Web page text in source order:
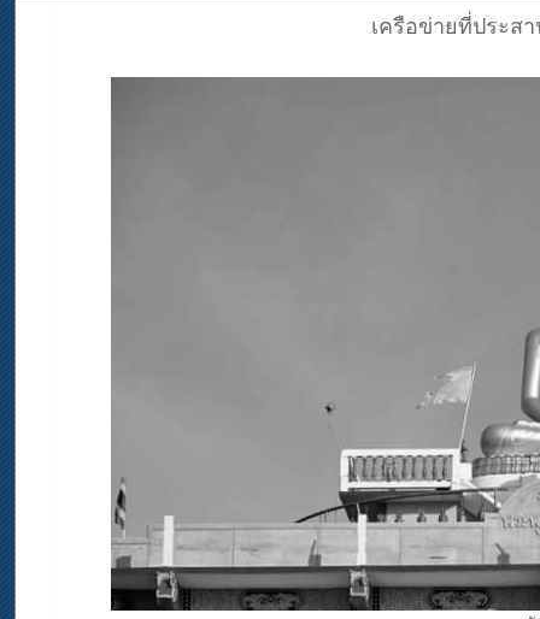
เครือข่ายที่ประส